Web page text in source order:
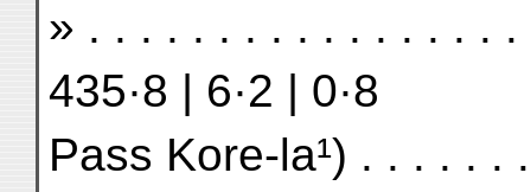
» . . . . . . . . . . . . . . . .
435·8 | 6·2 | 0·8
Pass Kore-la¹) . . . . . .